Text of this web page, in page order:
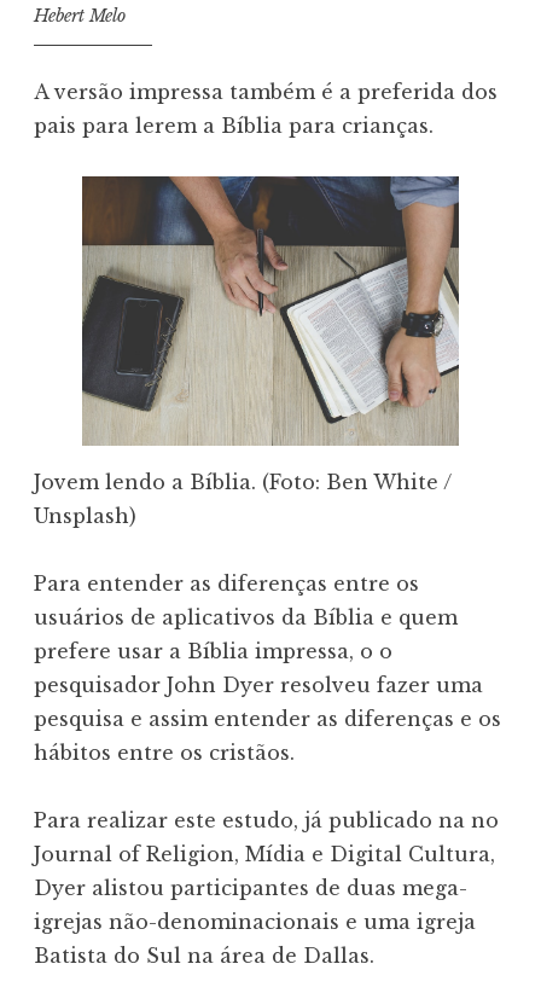
Hebert Melo
A versão impressa também é a preferida dos
pais para lerem a Bíblia para crianças.
Jovem lendo a Bíblia. (Foto: Ben White /
Unsplash)
Para entender as diferenças entre os
usuários de aplicativos da Bíblia e quem
prefere usar a Bíblia impressa, o o
pesquisador John Dyer resolveu fazer uma
pesquisa e assim entender as diferenças e os
hábitos entre os cristãos.
Para realizar este estudo, já publicado na no
Journal of Religion, Mídia e Digital Cultura,
Dyer alistou participantes de duas mega-
igrejas não-denominacionais e uma igreja
Batista do Sul na área de Dallas.